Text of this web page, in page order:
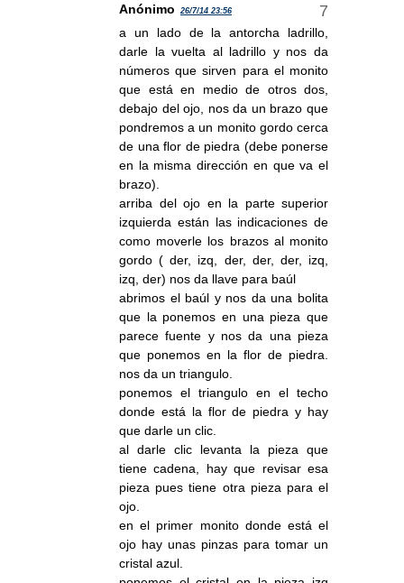
Anónimo 26/7/14 23:56
a un lado de la antorcha ladrillo,
darle la vuelta al ladrillo y nos da
números que sirven para el monito
que está en medio de otros dos,
debajo del ojo, nos da un brazo que
pondremos a un monito gordo cerca
de una flor de piedra (debe ponerse
en la misma dirección en que va el
brazo).
arriba del ojo en la parte superior
izquierda están las indicaciones de
como moverle los brazos al monito
gordo ( der, izq, der, der, der, izq,
izq, der) nos da llave para baúl
abrimos el baúl y nos da una bolita
que la ponemos en una pieza que
parece fuente y nos da una pieza
que ponemos en la flor de piedra.
nos da un triangulo.
ponemos el triangulo en el techo
donde está la flor de piedra y hay
que darle un clic.
al darle clic levanta la pieza que
tiene cadena, hay que revisar esa
pieza pues tiene otra pieza para el
ojo.
en el primer monito donde está el
ojo hay unas pinzas para tomar un
cristal azul.